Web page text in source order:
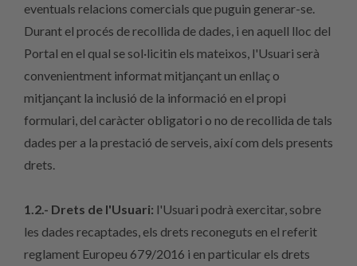
eventuals relacions comercials que puguin generar-se.
Durant el procés de recollida de dades, i en aquell lloc del
Portal en el qual se sol·licitin els mateixos, l'Usuari serà
convenientment informat mitjançant un enllaç o
mitjançant la inclusió de la informació en el propi
formulari, del caràcter obligatori o no de recollida de tals
dades per a la prestació de serveis, així com dels presents
drets.
1.2.- Drets de l'Usuari: l'Usuari podrà exercitar, sobre
les dades recaptades, els drets reconeguts en el referit
reglament Europeu 679/2016 i en particular els drets